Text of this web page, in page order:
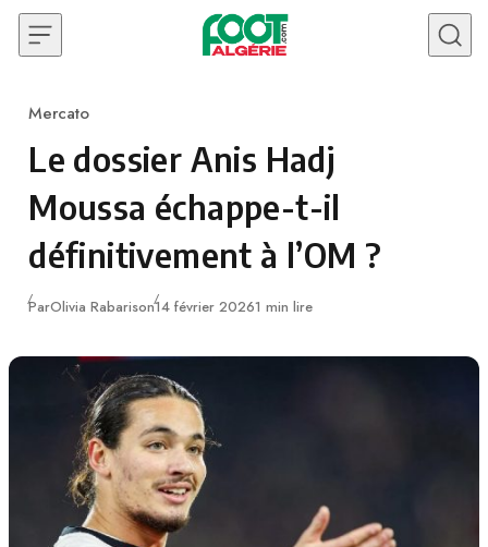
Skip to content
Category
Mercato
Le dossier Anis Hadj
Moussa échappe-t-il
définitivement à l’OM ?
ParOlivia RabarisonPublié
14 février 20261 min lire